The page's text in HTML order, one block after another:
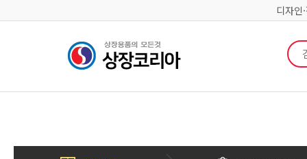
디자인
검색